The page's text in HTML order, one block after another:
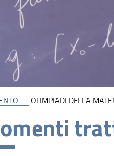
OLIMPIADI DELLA